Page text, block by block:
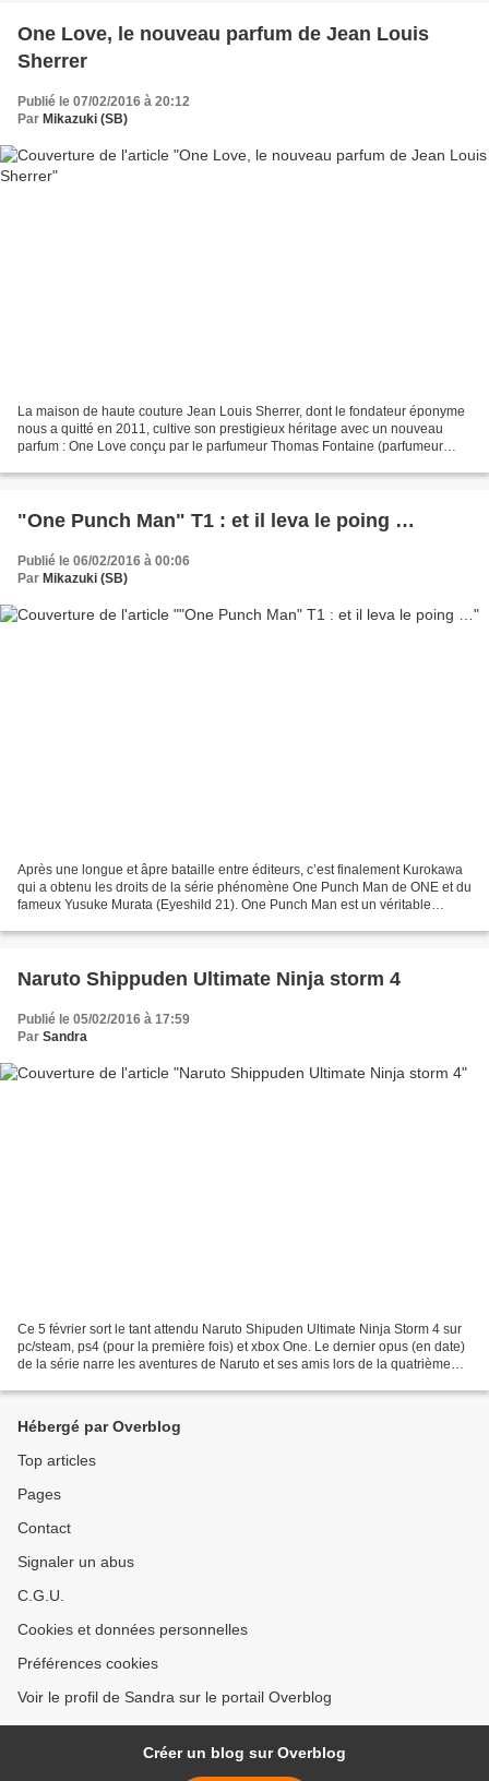
One Love, le nouveau parfum de Jean Louis
Sherrer
Publié le 07/02/2016 à 20:12
Par Mikazuki (SB)
La maison de haute couture Jean Louis Sherrer, dont le fondateur éponyme
nous a quitté en 2011, cultive son prestigieux héritage avec un nouveau
parfum : One Love conçu par le parfumeur Thomas Fontaine (parfumeur
"One Punch Man" T1 : et il leva le poing …
Publié le 06/02/2016 à 00:06
Par Mikazuki (SB)
Après une longue et âpre bataille entre éditeurs, c’est finalement Kurokawa
qui a obtenu les droits de la série phénomène One Punch Man de ONE et du
fameux Yusuke Murata (Eyeshild 21). One Punch Man est un véritable
Naruto Shippuden Ultimate Ninja storm 4
Publié le 05/02/2016 à 17:59
Par Sandra
Ce 5 février sort le tant attendu Naruto Shipuden Ultimate Ninja Storm 4 sur
pc/steam, ps4 (pour la première fois) et xbox One. Le dernier opus (en date)
de la série narre les aventures de Naruto et ses amis lors de la quatrième
Hébergé par Overblog
Top articles
Pages
Contact
Signaler un abus
C.G.U.
Cookies et données personnelles
Préférences cookies
Voir le profil de Sandra sur le portail Overblog
Créer un blog sur Overblog